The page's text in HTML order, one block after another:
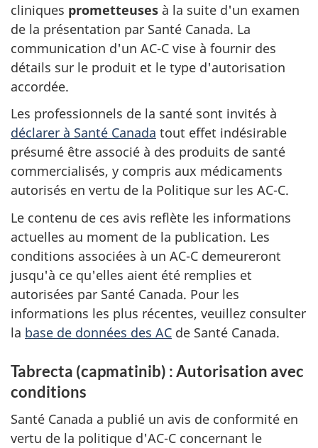
cliniques prometteuses à la suite d'un examen
de la présentation par Santé Canada. La
communication d'un AC-C vise à fournir des
détails sur le produit et le type d'autorisation
accordée.
Les professionnels de la santé sont invités à
déclarer à Santé Canada tout effet indésirable
présumé être associé à des produits de santé
commercialisés, y compris aux médicaments
autorisés en vertu de la Politique sur les AC-C.
Le contenu de ces avis reflète les informations
actuelles au moment de la publication. Les
conditions associées à un AC-C demeureront
jusqu'à ce qu'elles aient été remplies et
autorisées par Santé Canada. Pour les
informations les plus récentes, veuillez consulter
la base de données des AC de Santé Canada.
Tabrecta (capmatinib) : Autorisation avec
conditions
Santé Canada a publié un avis de conformité en
vertu de la politique d'AC-C concernant le